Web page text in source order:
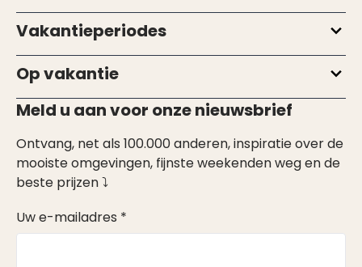
Vakantieperiodes
Op vakantie
Meld u aan voor onze nieuwsbrief
Ontvang, net als 100.000 anderen, inspiratie over de
mooiste omgevingen, fijnste weekenden weg en de
beste prijzen ⤵
Uw e-mailadres *